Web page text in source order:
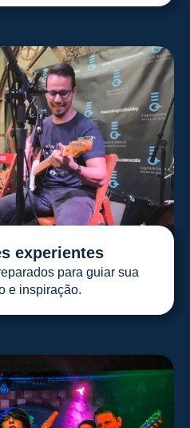
experientes
para guiar sua
e inspiração.